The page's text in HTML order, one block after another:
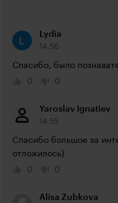
Lydia
14:56
Спасибо, было
0
0
Yaroslav Ignatiev
14:55
Спасибо большое за
отложилось)
0
0
Alisa Zubkova